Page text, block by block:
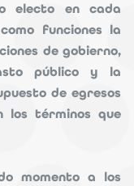
electo en cada
funciones la
de gobierno,
público y la
de egresos
los términos que
momento a los